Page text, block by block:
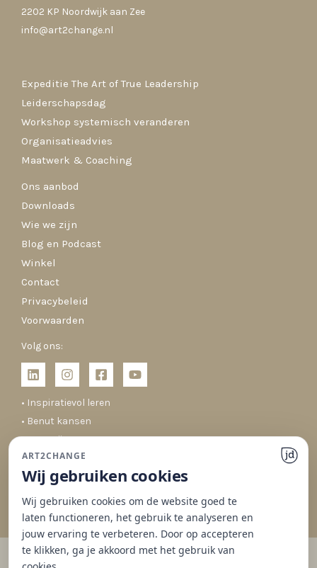
2202 KP Noordwijk aan Zee
info@art2change.nl
Expeditie The Art of True Leadership
Leiderschapsdag
Workshop systemisch veranderen
Organisatieadvies
Maatwerk & Coaching
Ons aanbod
Downloads
Wie we zijn
Blog en Podcast
Winkel
Contact
Privacybeleid
Voorwaarden
Volg ons:
• Inspiratievol leren
• Benut kansen
• Co-creëren
• Duurzaam veranderen
ART2CHANGE
Wij gebruiken cookies
Wij gebruiken cookies om de website goed te
laten functioneren, het gebruik te analyseren en
jouw ervaring te verbeteren. Door op accepteren
te klikken, ga je akkoord met het gebruik van